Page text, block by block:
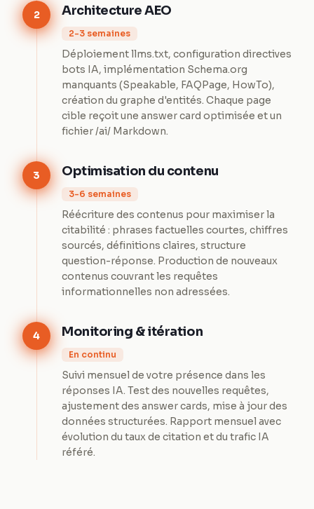
2 Architecture AEO
2-3 semaines
Déploiement llms.txt, configuration directives
bots IA, implémentation Schema.org
manquants (Speakable, FAQPage, HowTo),
création du graphe d'entités. Chaque page
cible reçoit une answer card optimisée et un
fichier /ai/ Markdown.
3 Optimisation du contenu
3-6 semaines
Réécriture des contenus pour maximiser la
citabilité : phrases factuelles courtes, chiffres
sourcés, définitions claires, structure
question-réponse. Production de nouveaux
contenus couvrant les requêtes
informationnelles non adressées.
4 Monitoring & itération
En continu
Suivi mensuel de votre présence dans les
réponses IA. Test des nouvelles requêtes,
ajustement des answer cards, mise à jour des
données structurées. Rapport mensuel avec
évolution du taux de citation et du trafic IA
référé.